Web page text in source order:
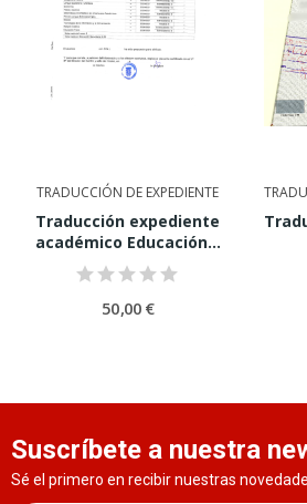
TRADUCCIÓN DE EXPEDIENTE
Traducción expediente
académico Educación...
50,00 €
Suscríbete a nuestra
Sé el primero en recibir nuestras